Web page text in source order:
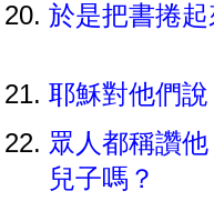
於是把書捲
耶穌對他們
眾人都稱讚
兒子嗎？